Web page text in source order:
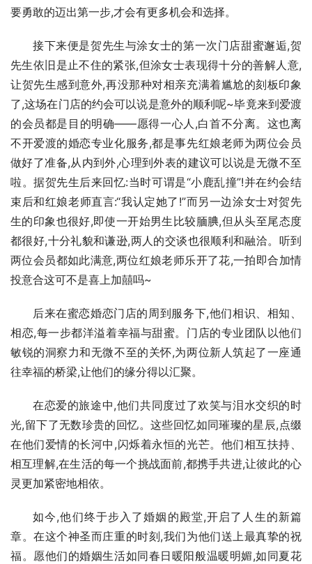
要勇敢的迈出第一步,才会有更多机会和选择。
接下来便是贺先生与涂女士的第一次门店甜蜜邂逅,贺
先生依旧是止不住的紧张,但涂女士表现得十分的善解人意,
让贺先生感到意外,再没那种对相亲充满着尴尬的刻板印象
了,这场在门店的约会可以说是意外的顺利呢~毕竟来到爱渡
的会员都是目的明确——愿得一心人,白首不分离。这也离
不开爱渡的婚恋专业化服务,都是事先红娘老师为两位会员
做好了准备,从内到外,心理到外表的建议可以说是无微不至
啦。据贺先生后来回忆:当时可谓是“小鹿乱撞”!并在约会结
束后和红娘老师直言:“我认定她了!”而另一边涂女士对贺先
生的印象也很好,即使一开始男生比较腼腆,但从头至尾态度
都很好,十分礼貌和谦逊,两人的交谈也很顺利和融洽。听到
两位会员都如此满意,两位红娘老师乐开了花,一拍即合加情
投意合这可不是喜上加囍吗~
后来在蜜恋婚恋门店的周到服务下,他们相识、相知、
相恋,每一步都洋溢着幸福与甜蜜。门店的专业团队以他们
敏锐的洞察力和无微不至的关怀,为两位新人筑起了一座通
往幸福的桥梁,让他们的缘分得以汇聚。
在恋爱的旅途中,他们共同度过了欢笑与泪水交织的时
光,留下了无数珍贵的回忆。这些回忆如同璀璨的星辰,点缀
在他们爱情的长河中,闪烁着永恒的光芒。他们相互扶持、
相互理解,在生活的每一个挑战面前,都携手共进,让彼此的心
灵更加紧密地相依。
如今,他们终于步入了婚姻的殿堂,开启了人生的新篇
章。在这个神圣而庄重的时刻,我们为他们送上最真挚的祝
福。愿他们的婚姻生活如同春日暖阳般温暖明媚,如同夏花